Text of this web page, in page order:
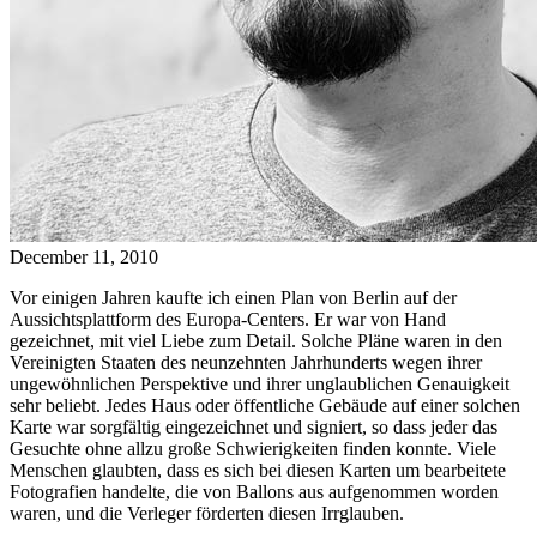
December 11, 2010
Vor einigen Jahren kaufte ich einen Plan von Berlin auf der
Aussichtsplattform des Europa-Centers. Er war von Hand
gezeichnet, mit viel Liebe zum Detail. Solche Pläne waren in den
Vereinigten Staaten des neunzehnten Jahrhunderts wegen ihrer
ungewöhnlichen Perspektive und ihrer unglaublichen Genauigkeit
sehr beliebt. Jedes Haus oder öffentliche Gebäude auf einer solchen
Karte war sorgfältig eingezeichnet und signiert, so dass jeder das
Gesuchte ohne allzu große Schwierigkeiten finden konnte. Viele
Menschen glaubten, dass es sich bei diesen Karten um bearbeitete
Fotografien handelte, die von Ballons aus aufgenommen worden
waren, und die Verleger förderten diesen Irrglauben.